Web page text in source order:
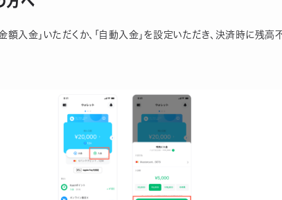
入金」いただくか、「自動入金」を設定いただき、決済時に残高